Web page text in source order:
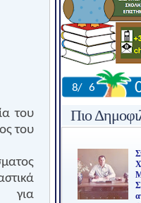
του
του
για
Πιο